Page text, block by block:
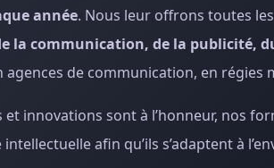
année. Nous leur offrons toutes
la communication, de la publicité,
de communication, en régies
innovations sont à l’honneur, nos
afin qu’ils s’adaptent à